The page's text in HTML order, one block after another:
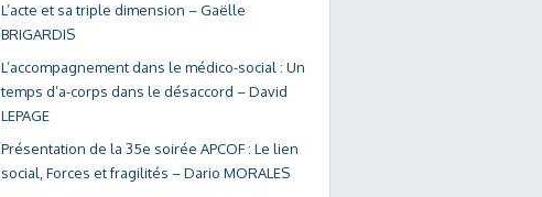
L’acte et sa triple dimension – Gaëlle
BRIGARDIS
L’accompagnement dans le médico-social : Un
temps d’a-corps dans le désaccord – David
LEPAGE
Présentation de la 35e soirée APCOF : Le lien
social, Forces et fragilités – Dario MORALES